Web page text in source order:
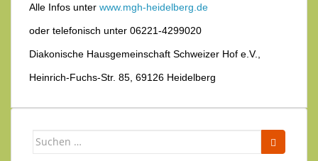
Alle Infos unter www.mgh-heidelberg.de
oder telefonisch unter 06221-4299020
Diakonische Hausgemeinschaft Schweizer Hof e.V.,
Heinrich-Fuchs-Str. 85, 69126 Heidelberg
Suchen